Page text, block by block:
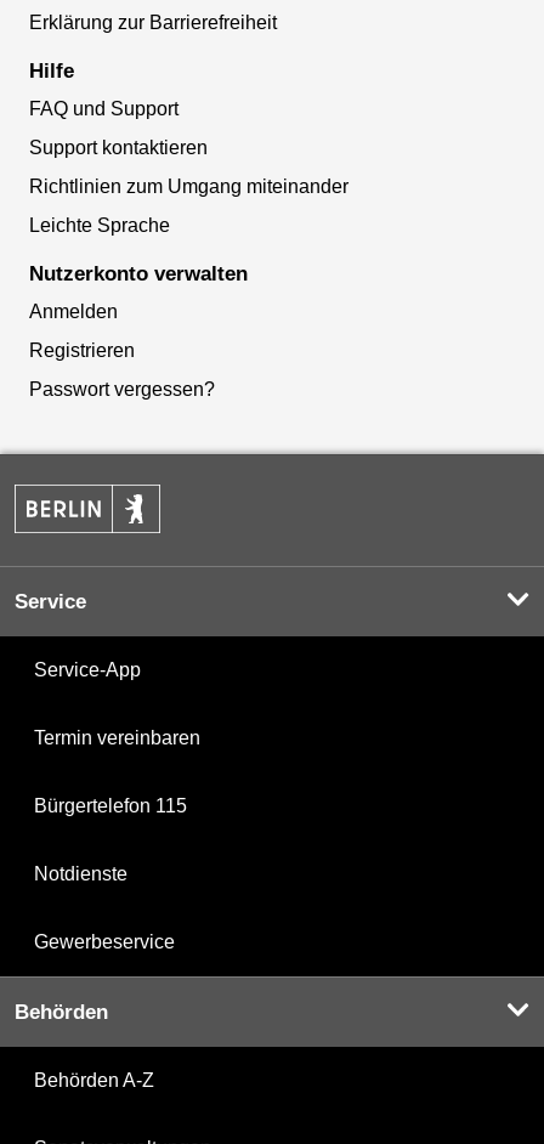
Erklärung zur Barrierefreiheit
Hilfe
FAQ und Support
Support kontaktieren
Richtlinien zum Umgang miteinander
Leichte Sprache
Nutzerkonto verwalten
Anmelden
Registrieren
Passwort vergessen?
Service
Service-App
Termin vereinbaren
Bürgertelefon 115
Notdienste
Gewerbeservice
Behörden
Behörden A-Z